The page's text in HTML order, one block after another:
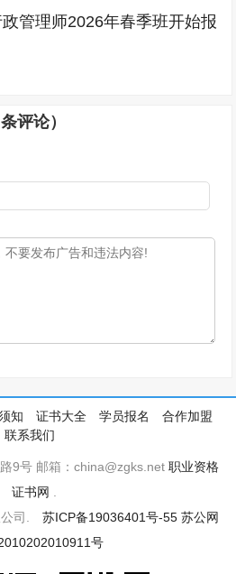
管理师2026年春季班开始报
条评论）
知 证书大全 学员报名
合作加盟
联系我们
9号 邮箱：china@zgks.net职业资格
证书网
公司. 苏ICP备19036401号-55 苏公网
号